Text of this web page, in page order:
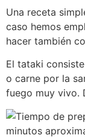
Una receta
caso hemos
hacer también
El tataki
o carne por la
fuego muy vivo.
minutos